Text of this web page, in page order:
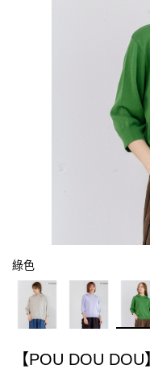
綠色
【POU DOU